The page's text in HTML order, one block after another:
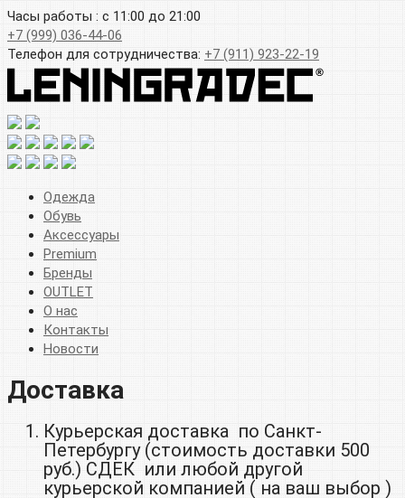
Часы работы : с 11:00 до 21:00
+7 (999) 036-44-06
Телефон для сотрудничества: +7 (911) 923-22-19
Одежда
Обувь
Аксессуары
Premium
Бренды
OUTLET
О нас
Контакты
Новости
Доставка
Курьерская доставка по Санкт-
Петербургу (стоимость доставки 500
руб.) СДЕК или любой другой
курьерской компанией ( на ваш выбор )